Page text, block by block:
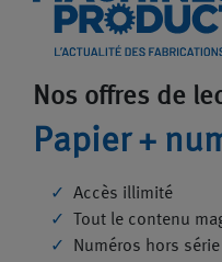
Nos offres de
Papier +
Accès illimité
Tout le contenu
Numéros hors série